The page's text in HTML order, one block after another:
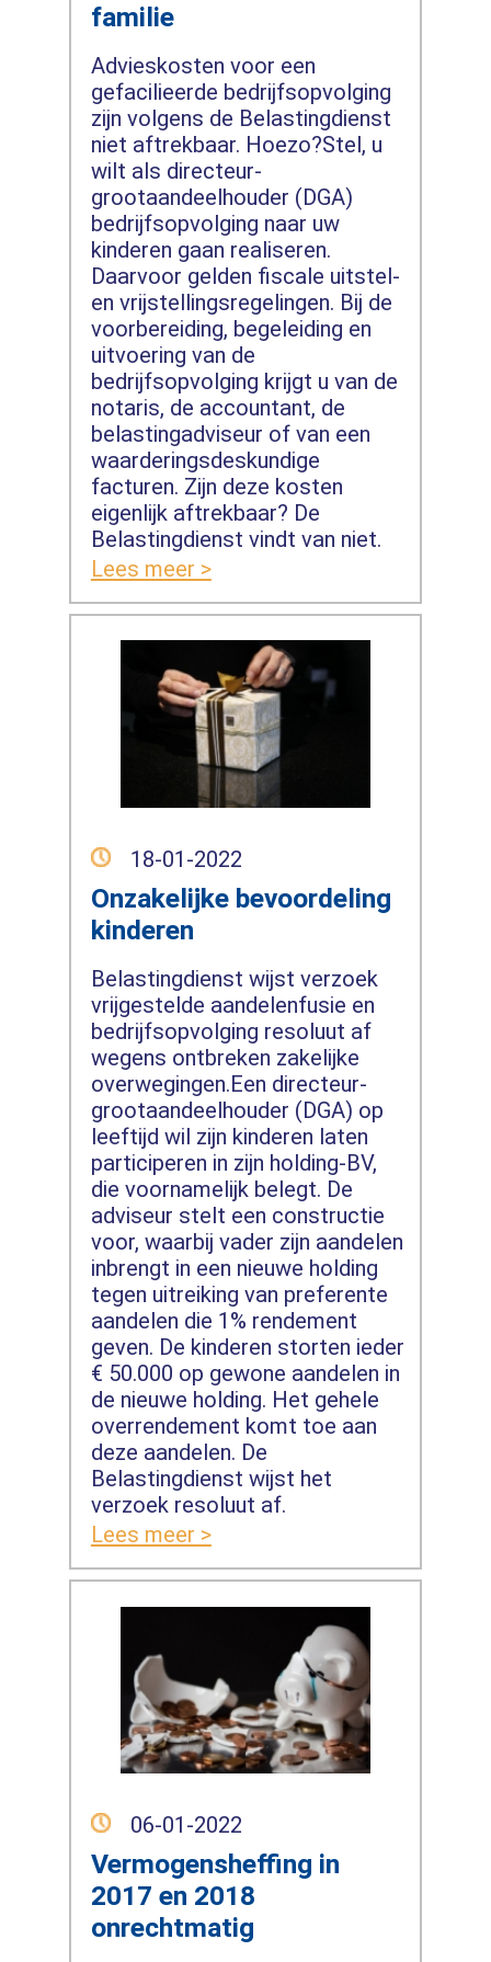
familie
Advieskosten voor een
gefacilieerde bedrijfsopvolging
zijn volgens de Belastingdienst
niet aftrekbaar. Hoezo?Stel, u
wilt als directeur-
grootaandeelhouder (DGA)
bedrijfsopvolging naar uw
kinderen gaan realiseren.
Daarvoor gelden fiscale uitstel-
en vrijstellingsregelingen. Bij de
voorbereiding, begeleiding en
uitvoering van de
bedrijfsopvolging krijgt u van de
notaris, de accountant, de
belastingadviseur of van een
waarderingsdeskundige
facturen. Zijn deze kosten
eigenlijk aftrekbaar? De
Belastingdienst vindt van niet.
Lees meer >
18-01-2022
Onzakelijke bevoordeling
kinderen
Belastingdienst wijst verzoek
vrijgestelde aandelenfusie en
bedrijfsopvolging resoluut af
wegens ontbreken zakelijke
overwegingen.Een directeur-
grootaandeelhouder (DGA) op
leeftijd wil zijn kinderen laten
participeren in zijn holding-BV,
die voornamelijk belegt. De
adviseur stelt een constructie
voor, waarbij vader zijn aandelen
inbrengt in een nieuwe holding
tegen uitreiking van preferente
aandelen die 1% rendement
geven. De kinderen storten ieder
€ 50.000 op gewone aandelen in
de nieuwe holding. Het gehele
overrendement komt toe aan
deze aandelen. De
Belastingdienst wijst het
verzoek resoluut af.
Lees meer >
06-01-2022
Vermogensheffing in
2017 en 2018
onrechtmatig